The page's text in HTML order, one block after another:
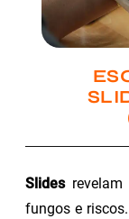
Slidesrevelam
fungos e riscos.